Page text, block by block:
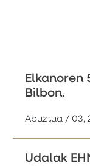
Elkanoren
Bilbon.
Abuztua / 03,
Udalak